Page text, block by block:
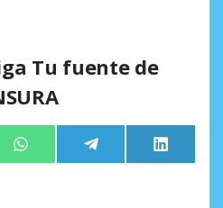
Tu fuente de
Compartir
en
WhatsApp Compartir
en
Telegram
en
LinkedIn